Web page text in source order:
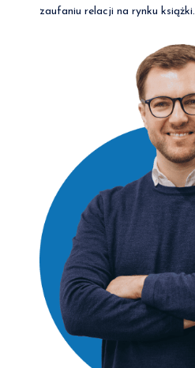
zaufaniu relacji na rynku książki.